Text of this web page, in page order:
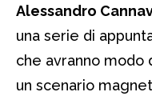
Alessandro
una serie di
che avranno modo
un scenario